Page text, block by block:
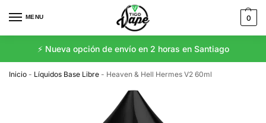
MENU 0
⚡️ Nueva opción de envío en 2 horas en Santiago
Inicio - Líquidos Base Libre - Heaven & Hell Hermes V2 60ml